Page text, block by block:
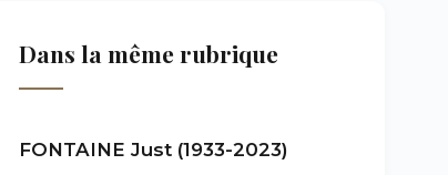
Dans la même rubrique
FONTAINE Just (1933-2023)